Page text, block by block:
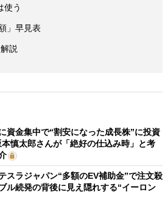
使う
」早見表
説
資金集中で“割安になった成長株”に投資
慎太郎さんが「絶好の仕込み時」と考
スラジャパン“多額のEV補助金”で注文殺
続発の背後に見え隠れする“イーロン